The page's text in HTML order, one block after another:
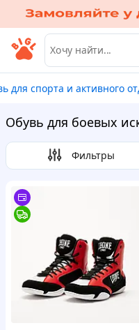
для спорта и активного
Обувь для боевых
Фильтры